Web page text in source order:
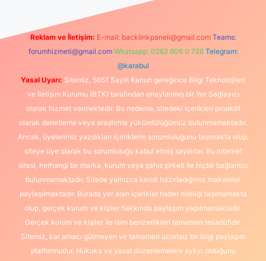
Reklam ve İletişim: E-mail: backlinkpaneli@gmail.com Teams:
forumhizmeti@gmail.com Whatsapp: 0262 606 0 726 Telegram:
@karabul
Yasal Uyarı: Sitemiz, 5651 Sayılı Kanun gereğince Bilgi Teknolojileri
ve İletişim Kurumu (BTK) tarafından onaylanmış bir Yer Sağlayıcı
olarak hizmet vermektedir. Bu nedenle, sitedeki içerikleri proaktif
olarak denetleme veya araştırma yükümlülüğümüz bulunmamaktadır.
Ancak, üyelerimiz yazdıkları içeriklerin sorumluluğunu taşımakta olup,
siteye üye olarak bu sorumluluğu kabul etmiş sayılırlar. Bu internet
sitesi, herhangi bir marka, kurum veya şahıs şirketi ile hiçbir bağlantısı
bulunmamaktadır. Sitede yalnızca kendi hazırladığımız makaleler
paylaşılmaktadır. Burada yer alan içerikler haber niteliği taşımamakta
olup, gerçek kurum ve kişiler hakkında paylaşım yapılmamaktadır.
Gerçek kurum ve kişiler ile isim benzerlikleri tamamen tesadüfidir.
Sitemiz, kar amacı gütmeyen ve tamamen ücretsiz bir bilgi paylaşım
platformudur. Hukuka ve yasal düzenlemelere aykırı olduğunu